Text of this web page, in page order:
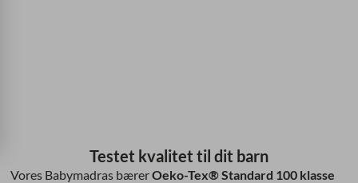
Testet kvalitet til dit barn
Vores Babymadras bærerOeko-Tex® Standard 100 klasse